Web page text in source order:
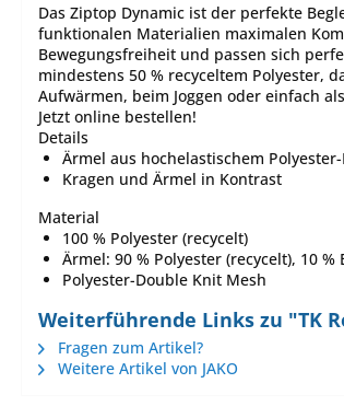
Das Ziptop Dynamic ist der perfekte
funktionalen Materialien maximalen
Bewegungsfreiheit und passen sich
mindestens 50 % recyceltem Polyester,
Aufwärmen, beim Joggen oder einfach
Jetzt online bestellen!
Details
Ärmel aus hochelastischem
Kragen und Ärmel in Kontrast
Material
100 % Polyester (recycelt)
Ärmel: 90 % Polyester (recycelt), 10 %
Polyester-Double Knit Mesh
Weiterführende Links zu "TK
Fragen zum Artikel?
Weitere Artikel von JAKO